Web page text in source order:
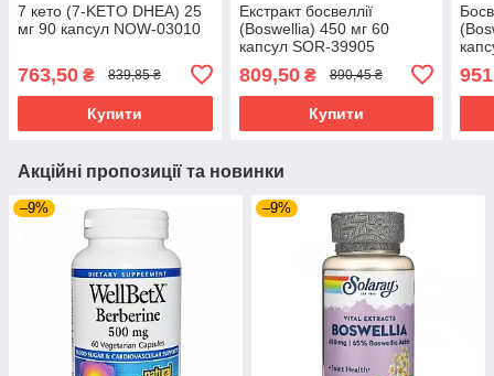
7 кето (7-KETO DHEA) 25
мг 90 капсул NOW-03010
763,50 ₴ 839,85 ₴
Купити
Екстракт босвеллії
(Boswellia) 450 мг 60
капсул SOR-39905
809,50₴ 890,45 ₴
Купити
951
Акційні пропозиції та новинки
–9% –9%